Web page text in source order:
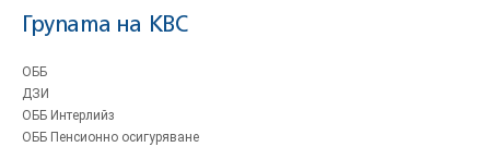
Групата на KBC
ОББ
ДЗИ
ОББ Интерлийз
ОББ Пенсионно осигуряване